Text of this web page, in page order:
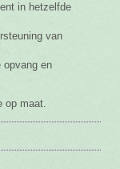
in hetzelfde
van
opvang en
op maat.